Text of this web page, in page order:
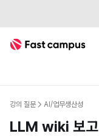
Fast Campus
강의 질문 AI/업무생산성
LLM wiki 보고